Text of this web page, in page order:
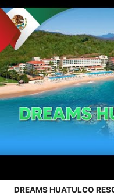
DREAMS HUATULCO